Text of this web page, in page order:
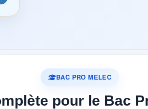
BAC PRO MELEC
pour le Bac